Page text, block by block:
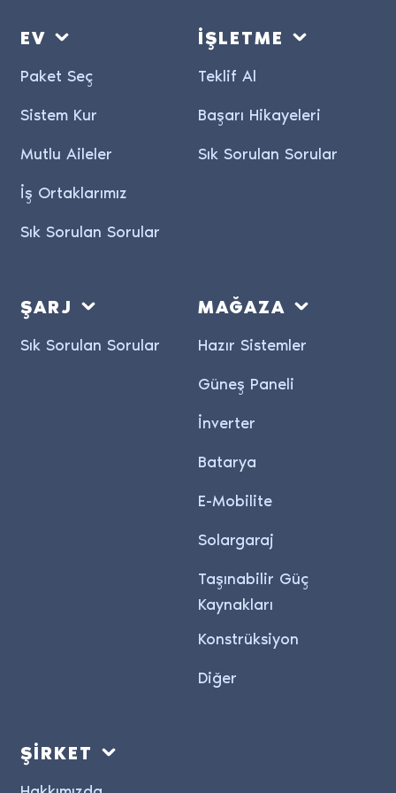
EV
Paket Seç
Sistem Kur
Mutlu Aileler
İş Ortaklarımız
Sık Sorulan Sorular
İŞLETME
Teklif Al
Başarı Hikayeleri
Sık Sorulan Sorular
ŞARJ
Sık Sorulan Sorular
MAĞAZA
Hazır Sistemler
Güneş Paneli
İnverter
Batarya
E-Mobilite
Solargaraj
Taşınabilir Güç
Kaynakları
Konstrüksiyon
Diğer
ŞİRKET